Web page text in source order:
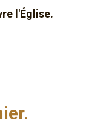
l'Église.